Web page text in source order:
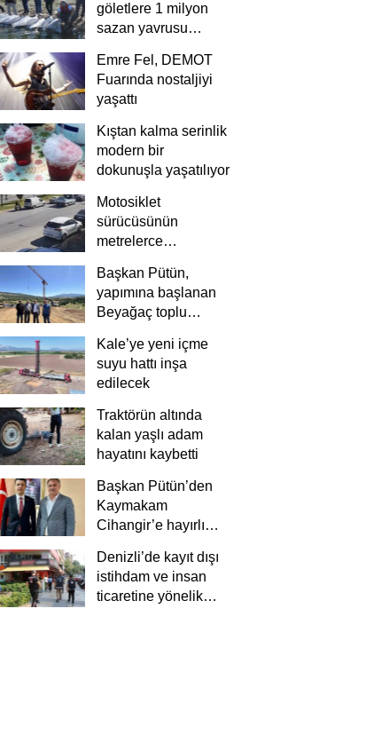
göletlere 1 milyon
sazan yavrusu
Emre Fel, DEMOT
Fuarında nostaljiyi
yaşattı
Kıştan kalma serinlik
modern bir
dokunuşla yaşatılıyor
Motosiklet
sürücüsünün
metrelerce
güvenlik
kamerasında
Başkan Pütün,
yapımına başlanan
Beyağaç toplu
Kale’ye yeni içme
suyu hattı inşa
edilecek
Traktörün altında
kalan yaşlı adam
hayatını kaybetti
Başkan Pütün’den
Kaymakam
Cihangir’e hayırlı
Denizli’de kayıt dışı
istihdam ve insan
ticaretine yönelik